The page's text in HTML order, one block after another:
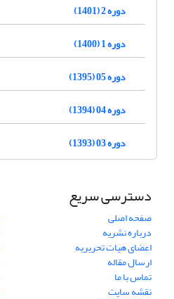
دوره 2 (1401)
دوره 1 (1400)
دوره 05 (1395)
دوره 04 (1394)
دوره 03 (1393)
دسترسی سریع
صفحه اصلی
درباره نشریه
اعضای هیات تحریریه
ارسال مقاله
تماس با ما
نقشه سایت